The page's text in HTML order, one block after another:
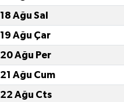
18 Ağu Sal
19 Ağu Çar
20 Ağu Per
21 Ağu Cum
22 Ağu Cts